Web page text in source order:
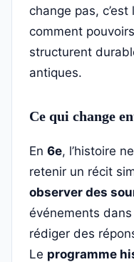
change pas,
comment
structurent
antiques.
Ce qui change
En 6e, l’histoire
retenir un récit
observer des
événements
rédiger des
Le programme